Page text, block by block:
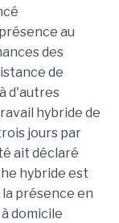
au
des
de
d'autres
hybride de
jours par
ait déclaré
hybride est
présence en
domicile